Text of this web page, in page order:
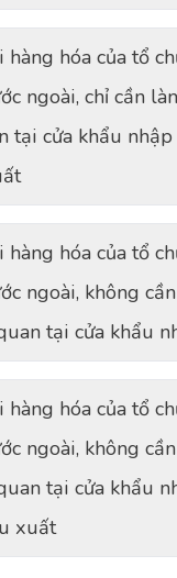
hóa của tổ
ngoài, chỉ cần
tại cửa khẩu nhập
hóa của tổ
ngoài, không
tại cửa khẩu
hóa của tổ
ngoài, không
tại cửa khẩu
xuất